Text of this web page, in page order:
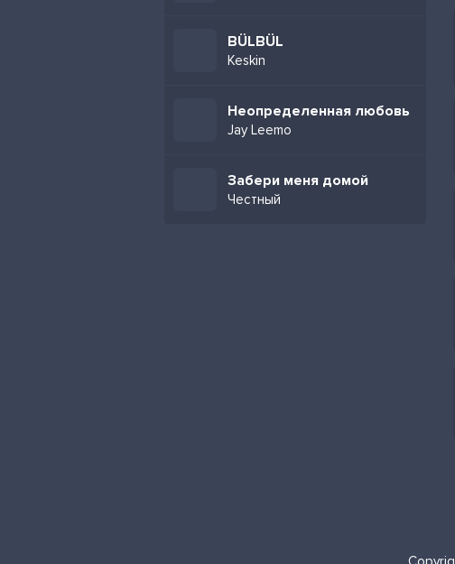
BÜLBÜL
Keskin
Неопределенная любовь
Jay Leemo
Забери меня домой
Честный